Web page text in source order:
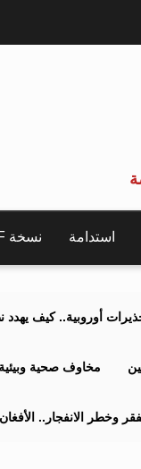
استدامة نسخة PDF
أوروبية.. كيف يهدد نظام
مخاوف صحية
وخطر الانفجار..